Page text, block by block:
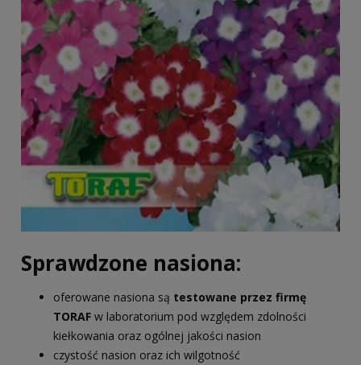
Sprawdzone nasiona:
oferowane nasiona są testowane przez firmę
TORAF w laboratorium pod względem zdolności
kiełkowania oraz ogólnej jakości nasion
czystość nasion oraz ich wilgotność